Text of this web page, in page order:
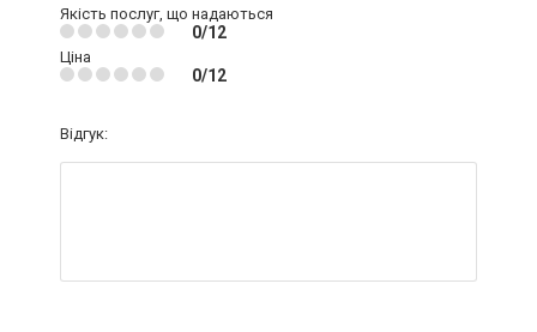
Якість послуг, що надаються
0/12
Ціна
0/12
Відгук: